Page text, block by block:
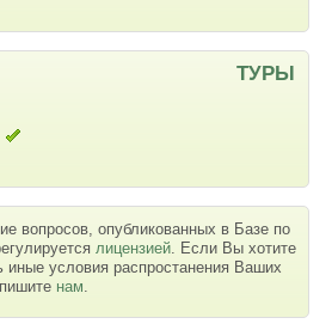
ТУРЫ
вопросов, опубликованных в Базе по
лицензией. Если Вы хотите
иные условия распростанения Ваших
нам.